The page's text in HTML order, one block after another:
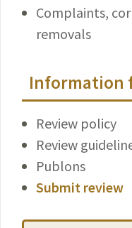
Complaints,
removals
Information
Review policy
Review
Publons
Submit review